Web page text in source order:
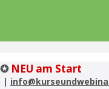
✪ NEU am Start
|